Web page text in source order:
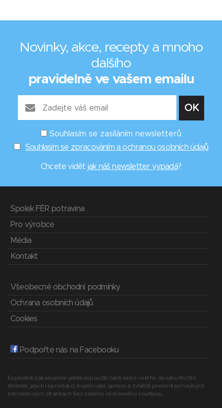
Novinky, akce, recepty a mnoho
dalšího
pravidelně ve vašem emailu
Souhlasím se zasíláním newsletterů
Souhlasím se zpracováním a ochranou osobních údajů
Chcete vidět jak náš newsletter vypadá?
Spolek FÉR potravina
Pro výrobce
Média
Kontakt
Všeobecné obchodní podmínky
Ochrana osobních údajů
Cookies
Podpořte nás na Facebooku
Explicitně zakazujeme jakékoli použití části nebo celého obsahu těchto
stránek, jejich reprodukci, kopírování, úpravu a zvláště prezentaci na jiných
internetových stránkách bez našeho výslovného souhlasu.